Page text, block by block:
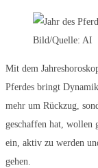
Bild/Quelle: AI
Mit dem
Pferdes bringt
mehr um Rückzug,
geschaffen hat, wollen
ein, aktiv zu werden
gehen.